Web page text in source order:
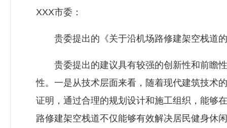
XXX市委：
贵委提出的《关于沿机场路修建架空栈道的
贵委提出的建议具有较强的创新性和前瞻性
性。一是从技术层面来看，随着现代建筑技术
证明，通过合理的规划设计和施工组织，能够
路修建架空栈道不仅能够有效解决居民健身休